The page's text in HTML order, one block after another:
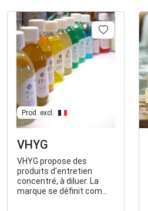
Prod. excl.
VHYG
VHYG propose des
produits d'entretien
concentré, à diluer. La
marque se définit comme